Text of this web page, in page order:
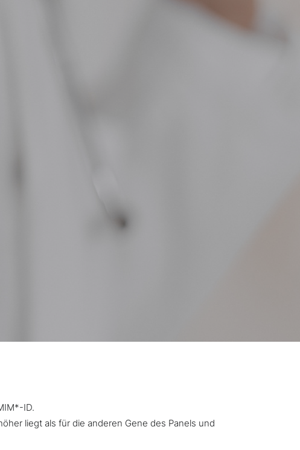
ID.
liegt als für die anderen Gene des Panels und